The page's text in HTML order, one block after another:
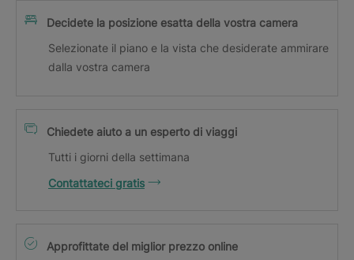
Decidete la posizione esatta della vostra camera
Selezionate il piano e la vista che desiderate ammirare
dalla vostra camera
Chiedete aiuto a un esperto di viaggi
Tutti i giorni della settimana
Contattateci gratis
Approfittate del miglior prezzo online